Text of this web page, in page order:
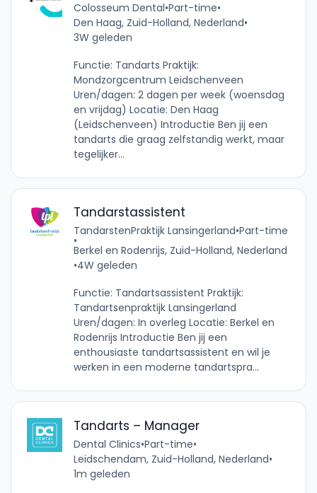
Colosseum Dental•Part-time•
Den Haag, Zuid-Holland, Nederland•
3W geleden
Functie: Tandarts Praktijk:
Mondzorgcentrum Leidschenveen
Uren/dagen: 2 dagen per week (woensdag
en vrijdag) Locatie: Den Haag
(Leidschenveen) Introductie Ben jij een
tandarts die graag zelfstandig werkt, maar
tegelijker...
Tandarstassistent
TandarstenPraktijk Lansingerland•Part-time
•
Berkel en Rodenrijs, Zuid-Holland, Nederland
•4W geleden
Functie: Tandartsassistent Praktijk:
Tandartsenpraktijk Lansingerland
Uren/dagen: In overleg Locatie: Berkel en
Rodenrijs Introductie Ben jij een
enthousiaste tandartsassistent en wil je
werken in een moderne tandartspra...
Tandarts – Manager
Dental Clinics•Part-time•
Leidschendam, Zuid-Holland, Nederland•
1m geleden